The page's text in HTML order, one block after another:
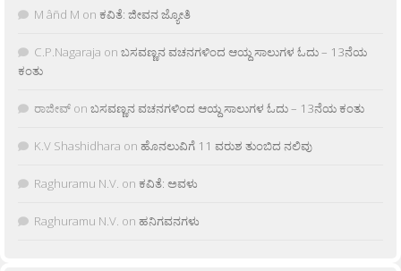
M âñd M on ಕವಿತೆ: ಜೀವನ ಜ್ಯೋತಿ
C.P.Nagaraja on ಬಸವಣ್ಣನ ವಚನಗಳಿಂದ ಆಯ್ದ ಸಾಲುಗಳ ಓದು – 13ನೆಯ
ಕಂತು
ರಾಜೀವ್ on ಬಸವಣ್ಣನ ವಚನಗಳಿಂದ ಆಯ್ದ ಸಾಲುಗಳ ಓದು – 13ನೆಯ ಕಂತು
K.V Shashidhara on ಹೊನಲುವಿಗೆ 11 ವರುಶ ತುಂಬಿದ ನಲಿವು
Raghuramu N.V. on ಕವಿತೆ: ಅವಳು
Raghuramu N.V. on ಹನಿಗವನಗಳು